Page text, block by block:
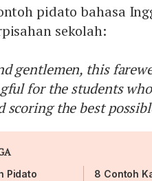
pidato bahasa
sekolah:
gentlemen, this
for the students
scoring the best
Pidato
8 Contoh